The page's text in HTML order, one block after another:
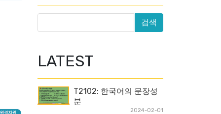
LATEST
T2102: 한국어의 문장성
분
2024-02-01